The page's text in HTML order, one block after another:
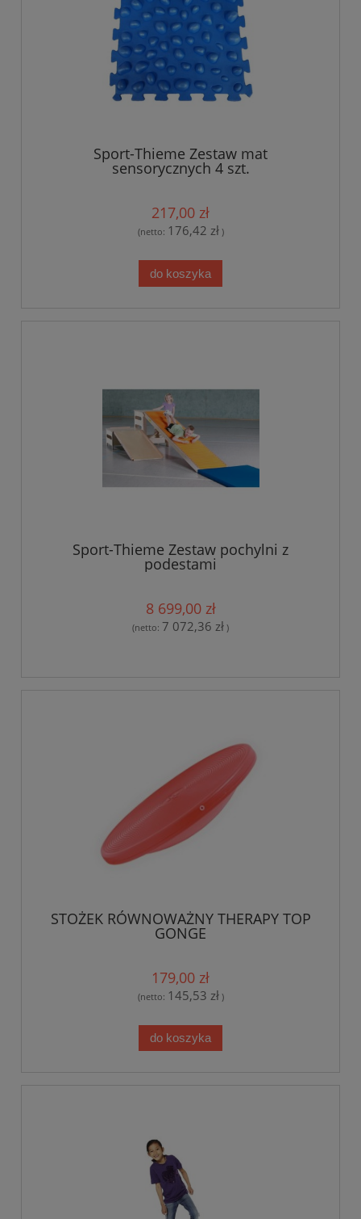
Sport-Thieme Zestaw mat
sensorycznych 4 szt.
217,00 zł
(netto: 176,42 zł)
do koszyka
Sport-Thieme Zestaw pochylni z
podestami
8 699,00 zł
(netto: 7 072,36 zł )
STOŻEK RÓWNOWAŻNY THERAPY TOP
GONGE
179,00 zł
(netto: 145,53 zł)
do koszyka